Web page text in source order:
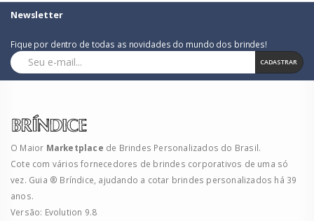
Newsletter
Fique por dentro de todas as novidades do mundo dos brindes!
CADASTRAR
O Maior Marketplace de Brindes Personalizados do Brasil.
Cote com vários fornecedores de brindes corporativos de uma só
vez. Guia ® Bríndice, ajudando a cotar brindes personalizados há 39
anos.
Versão: Evolution 9.8